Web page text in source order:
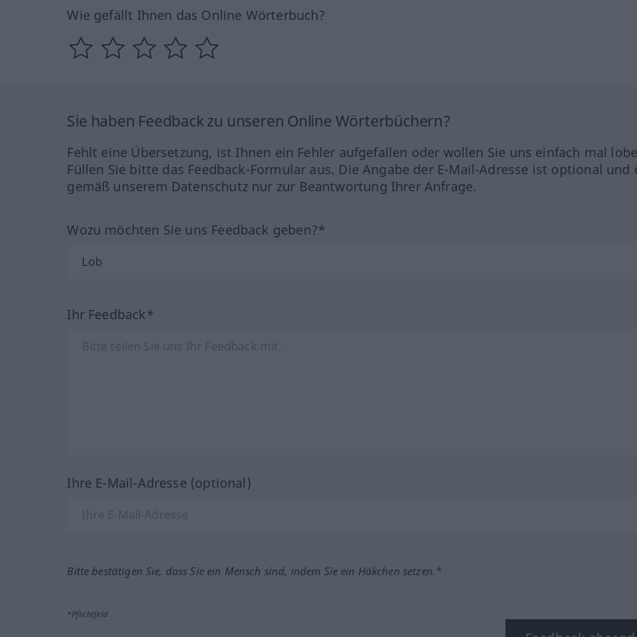
Wie gefällt Ihnen das Online Wörterbuch?
Sie haben Feedback zu unseren Online Wörterbüchern?
Fehlt eine Übersetzung, ist Ihnen ein Fehler aufgefallen oder wollen Sie uns einfach mal
Füllen Sie bitte das Feedback-Formular aus. Die Angabe der E-Mail-Adresse ist optional und
gemäß unserem Datenschutz nur zur Beantwortung Ihrer Anfrage.
Wozu möchten Sie uns Feedback geben?*
Ihr Feedback*
Ihre E-Mail-Adresse (optional)
Bitte bestätigen Sie, dass Sie ein Mensch sind, indem Sie ein Häkchen setzen.*
*Pflichtfeld